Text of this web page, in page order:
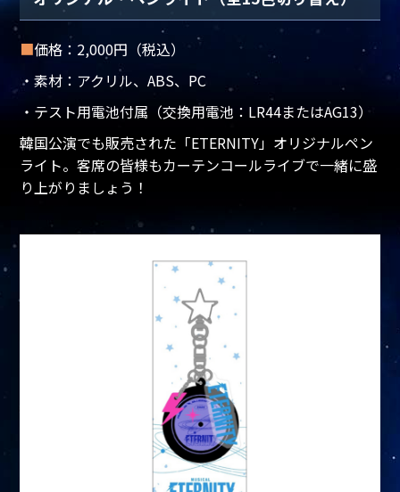
■価格：2,000円（税込）
・素材：アクリル、ABS、PC
・テスト用電池付属（交換用電池：LR44またはAG13）
韓国公演でも販売された「ETERNITY」オリジナルペン
ライト。客席の皆様もカーテンコールライブで一緒に盛
り上がりましょう！